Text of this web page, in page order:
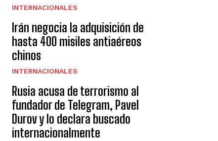
INTERNACIONALES
Irán negocia la adquisición de
hasta 400 misiles antiaéreos
chinos
INTERNACIONALES
Rusia acusa de terrorismo al
fundador de Telegram, Pavel
Durov y lo declara buscado
internacionalmente